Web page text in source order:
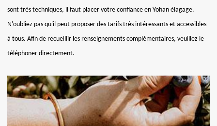
sont très techniques, il faut placer votre confiance en Yohan élagage.
N'oubliez pas qu'il peut proposer des tarifs très intéressants et accessibles
à tous. Afin de recueillir les renseignements complémentaires, veuillez le
téléphoner directement.